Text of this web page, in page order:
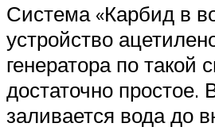
Система «Карбид в
устройство
генератора по такой
достаточно простое.
заливается вода до